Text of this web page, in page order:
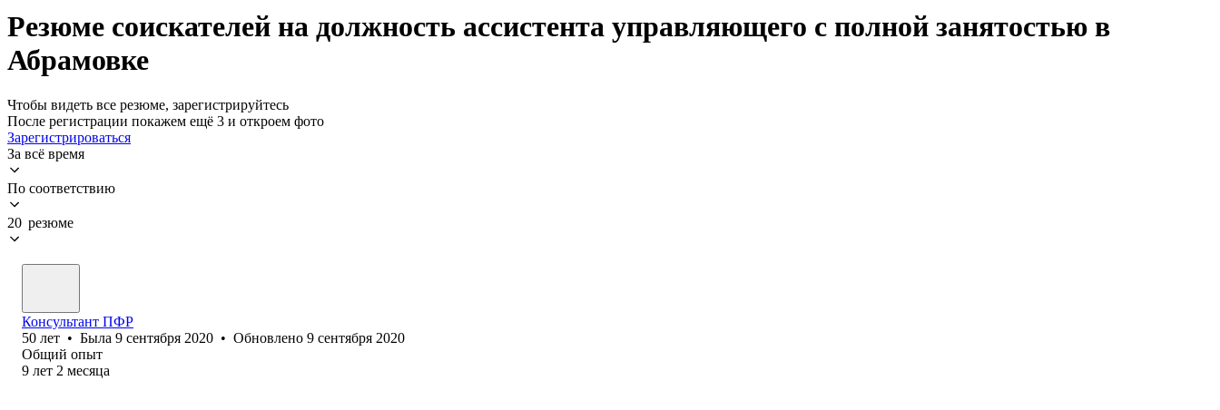
Резюме соискателей на должность ассистента управляющего с полной занятостью в
Абрамовке
Чтобы видеть все резюме, зарегистрируйтесь
После регистрации покажем ещё 3 и откроем фото
Зарегистрироваться
За всё время
По соответствию
20 резюме
Консультант ПФР
50 лет • Была 9 сентября 2020 • Обновлено 9 сентября 2020
Общий опыт
9 лет 2 месяца